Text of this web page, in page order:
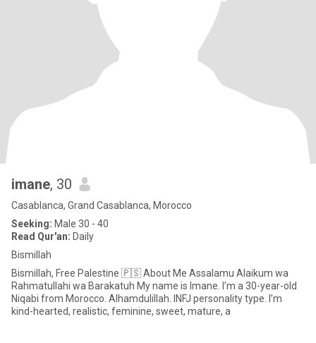
imane, 30
Casablanca, Grand Casablanca, Morocco
Seeking: Male 30 - 40
Read Qur'an: Daily
Bismillah
Bismillah, Free Palestine 🇵🇸 About Me Assalamu Alaikum wa
Rahmatullahi wa Barakatuh My name is Imane. I’m a 30-year-old
Niqabi from Morocco. Alhamdulillah. INFJ personality type. I’m
kind-hearted, realistic, feminine, sweet, mature, a